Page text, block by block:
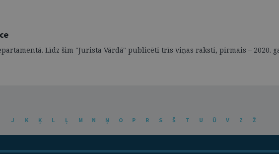
Līdz šim "Jurista Vārdā" publicēti trīs viņas raksti, pirmais – 2020.
J K Ķ L Ļ M N Ņ O P R S Š T U Ū V Z Ž